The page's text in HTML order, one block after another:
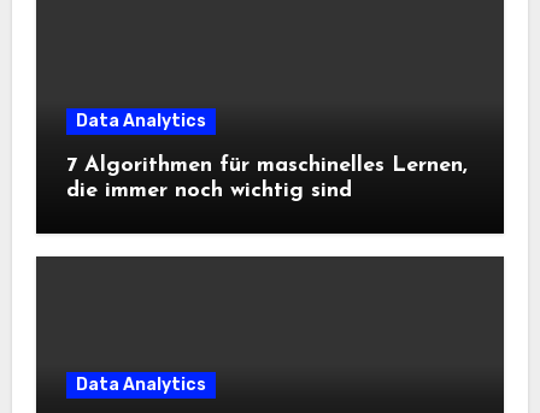
Data Analytics
7 Algorithmen für maschinelles Lernen,
die immer noch wichtig sind
Data Analytics